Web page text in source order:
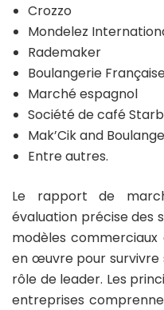
Crozzo
Mondelez
Rademaker
Boulangerie
Marché espagnol
Société de café
Mak’Cik and
Entre autres.
Le rapport de
évaluation précise des
modèles
en œuvre pour survivre
rôle de leader. Les
entreprises